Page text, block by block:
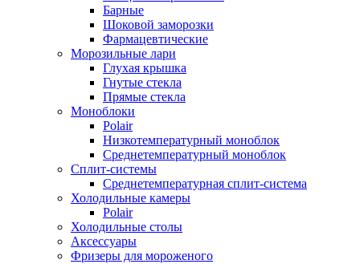
Барные
Шоковой заморозки
Фармацевтические
Морозильные лари
Глухая крышка
Гнутые стекла
Прямые стекла
Моноблоки
Polair
Низкотемпературный моноблок
Среднетемпературный моноблок
Сплит-системы
Среднетемпературная сплит-система
Холодильные камеры
Polair
Холодильные столы
Аксессуары
Фризеры для мороженого